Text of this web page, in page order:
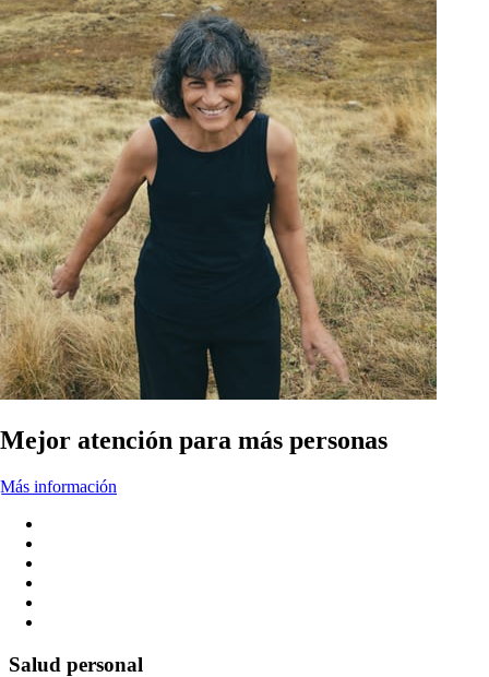
Mejor atención para más personas
Más información
Salud personal